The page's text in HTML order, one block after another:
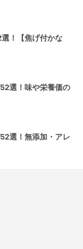
！【焦げ付かな
選！味や栄養価の
選！無添加・アレ